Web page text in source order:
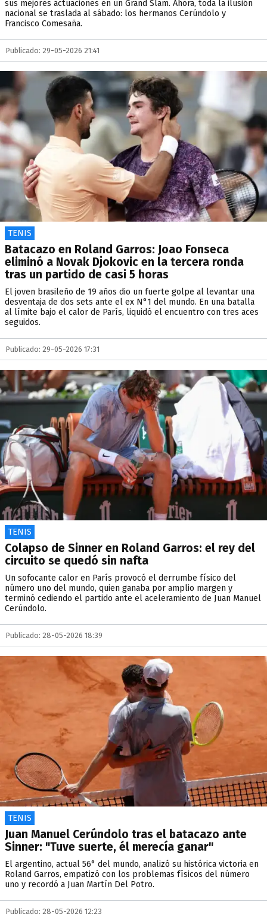
sus mejores actuaciones en un Grand Slam. Ahora, toda la ilusión
nacional se traslada al sábado: los hermanos Cerúndolo y
Francisco Comesaña.
Publicado: 29-05-2026 21:41
TENIS
Batacazo en Roland Garros: Joao Fonseca
eliminó a Novak Djokovic en la tercera ronda
tras un partido de casi 5 horas
El joven brasileño de 19 años dio un fuerte golpe al levantar una
desventaja de dos sets ante el ex N°1 del mundo. En una batalla
al límite bajo el calor de París, liquidó el encuentro con tres aces
seguidos.
Publicado: 29-05-2026 17:31
TENIS
Colapso de Sinner en Roland Garros: el rey del
circuito se quedó sin nafta
Un sofocante calor en París provocó el derrumbe físico del
número uno del mundo, quien ganaba por amplio margen y
terminó cediendo el partido ante el aceleramiento de Juan Manuel
Cerúndolo.
Publicado: 28-05-2026 18:39
TENIS
Juan Manuel Cerúndolo tras el batacazo ante
Sinner: "Tuve suerte, él merecía ganar"
El argentino, actual 56° del mundo, analizó su histórica victoria en
Roland Garros, empatizó con los problemas físicos del número
uno y recordó a Juan Martín Del Potro.
Publicado: 28-05-2026 12:23